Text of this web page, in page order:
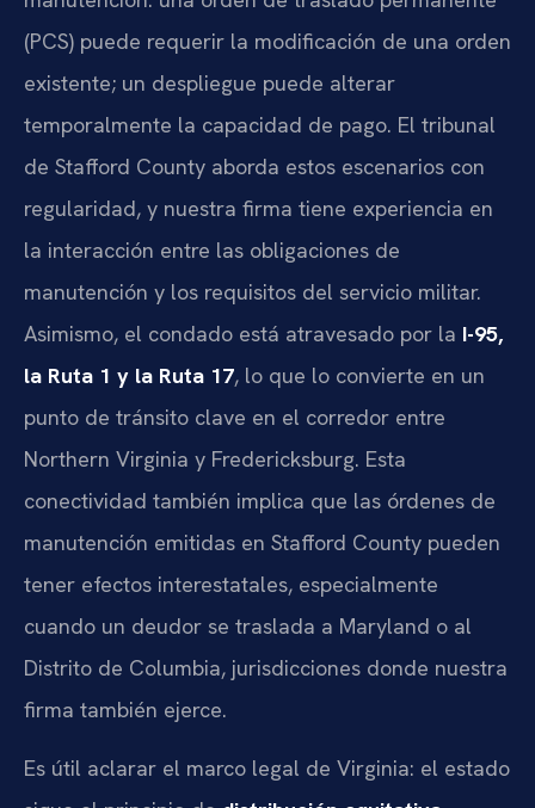
(PCS) puede requerir la modificación de una orden
existente; un despliegue puede alterar
temporalmente la capacidad de pago. El tribunal
de Stafford County aborda estos escenarios con
regularidad, y nuestra firma tiene experiencia en
la interacción entre las obligaciones de
manutención y los requisitos del servicio militar.
Asimismo, el condado está atravesado por la I-95,
la Ruta 1 y la Ruta 17, lo que lo convierte en un
punto de tránsito clave en el corredor entre
Northern Virginia y Fredericksburg. Esta
conectividad también implica que las órdenes de
manutención emitidas en Stafford County pueden
tener efectos interestatales, especialmente
cuando un deudor se traslada a Maryland o al
Distrito de Columbia, jurisdicciones donde nuestra
firma también ejerce.
Es útil aclarar el marco legal de Virginia: el estado